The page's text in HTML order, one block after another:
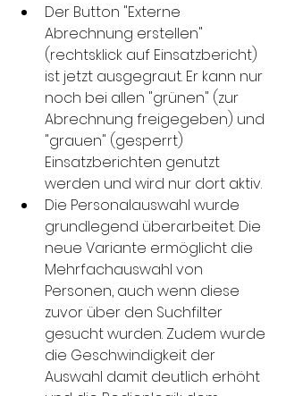
Der Button "Externe
Abrechnung erstellen"
(rechtsklick auf Einsatzbericht)
ist jetzt ausgegraut. Er kann nur
noch bei allen "grünen" (zur
Abrechnung freigegeben) und
"grauen" (gesperrt)
Einsatzberichten genutzt
werden und wird nur dort aktiv.
Die Personalauswahl wurde
grundlegend überarbeitet. Die
neue Variante ermöglicht die
Mehrfachauswahl von
Personen, auch wenn diese
zuvor über den Suchfilter
gesucht wurden. Zudem wurde
die Geschwindigkeit der
Auswahl damit deutlich erhöht